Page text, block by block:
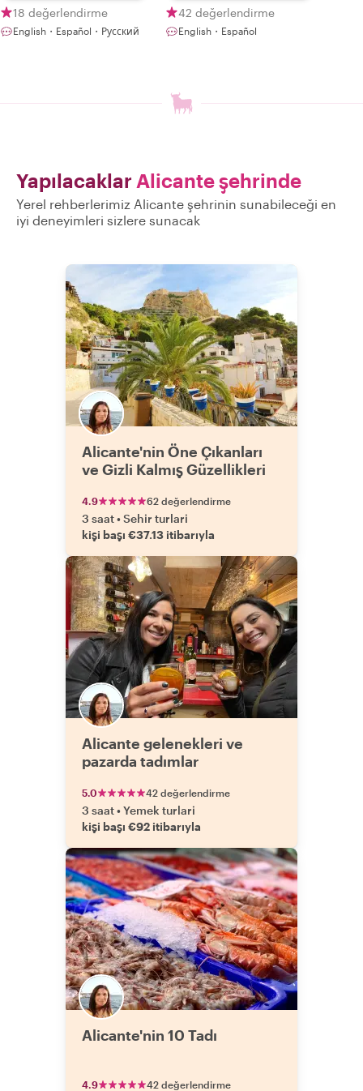
18 değerlendirme
English・Español・Русский
42 değerlendirme
English・Español
Yapılacaklar Alicante şehrinde
Yerel rehberlerimiz Alicante şehrinin sunabileceği en
iyi deneyimleri sizlere sunacak
Alicante'nin Öne Çıkanları
ve Gizli Kalmış Güzellikleri
4.9 62 değerlendirme
3 saat•Sehir turlari
kişi başı €37.13 itibarıyla
Alicante gelenekleri ve
pazarda tadımlar
5.0 42 değerlendirme
3 saat•Yemek turlari
kişi başı €92 itibarıyla
Alicante'nin 10 Tadı
4.9 42 değerlendirme